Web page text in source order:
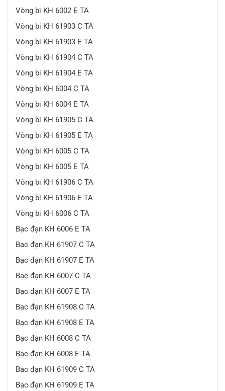
Vòng bi KH 6002 E TA
Vòng bi KH 61903 C TA
Vòng bi KH 61903 E TA
Vòng bi KH 61904 C TA
Vòng bi KH 61904 E TA
Vòng bi KH 6004 C TA
Vòng bi KH 6004 E TA
Vòng bi KH 61905 C TA
Vòng bi KH 61905 E TA
Vòng bi KH 6005 C TA
Vòng bi KH 6005 E TA
Vòng bi KH 61906 C TA
Vòng bi KH 61906 E TA
Vòng bi KH 6006 C TA
Bạc đạn KH 6006 E TA
Bạc đạn KH 61907 C TA
Bạc đạn KH 61907 E TA
Bạc đạn KH 6007 C TA
Bạc đạn KH 6007 E TA
Bạc đạn KH 61908 C TA
Bạc đạn KH 61908 E TA
Bạc đạn KH 6008 C TA
Bạc đạn KH 6008 E TA
Bạc đạn KH 61909 C TA
Bạc đạn KH 61909 E TA